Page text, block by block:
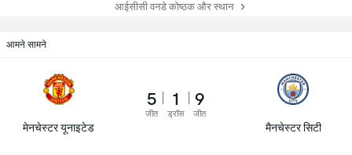
आईसीसी वनडे कोष्ठक और स्थान
आमने सामने
मेनचेस्टर यूनाइटेड
5
जीत
1
ड्रॉस
9
जीत
मैनचेस्टर सिटी